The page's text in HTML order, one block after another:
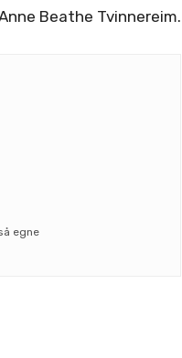
Beathe Tvinnereim.
egne